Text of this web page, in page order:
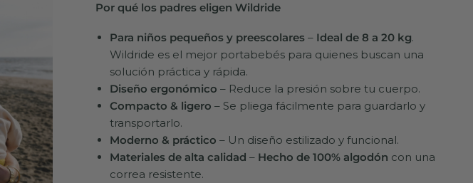
Por qué los padres eligen Wildride
Para niños pequeños y preescolares – Ideal de 8 a 20 kg.
Wildride es el mejor portabebés para quienes buscan una
solución práctica y rápida.
Diseño ergonómico – Reduce la presión sobre tu cuerpo.
Compacto & ligero – Se pliega fácilmente para guardarlo y
transportarlo.
Moderno & práctico – Un diseño estilizado y funcional.
Materiales de alta calidad – Hecho de 100% algodón con una
correa resistente.